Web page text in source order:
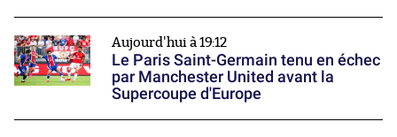
Aujourd'hui à 19:12
Le Paris Saint-Germain tenu en échec
par Manchester United avant la
Supercoupe d'Europe